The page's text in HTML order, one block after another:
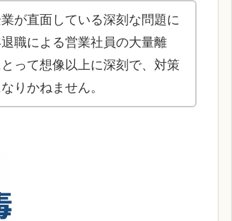
が直面している深刻な問題に
職による営業社員の大量離
って想像以上に深刻で、対策
りかねません。